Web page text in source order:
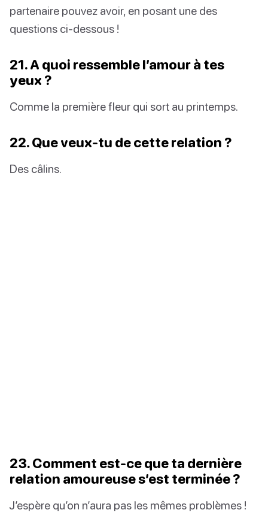
partenaire pouvez avoir, en posant une des
questions ci-dessous !
21. A quoi ressemble l’amour à tes
yeux ?
Comme la première fleur qui sort au printemps.
22. Que veux-tu de cette relation ?
Des câlins.
23. Comment est-ce que ta dernière
relation amoureuse s’est terminée ?
J’espère qu’on n’aura pas les mêmes problèmes !